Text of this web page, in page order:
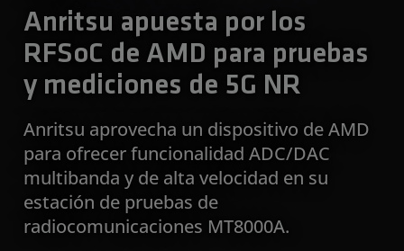
Anritsu apuesta por los
RFSoC de AMD para pruebas
y mediciones de 5G NR
Anritsu aprovecha un dispositivo de AMD
para ofrecer funcionalidad ADC/DAC
multibanda y de alta velocidad en su
estación de pruebas de
radiocomunicaciones MT8000A.